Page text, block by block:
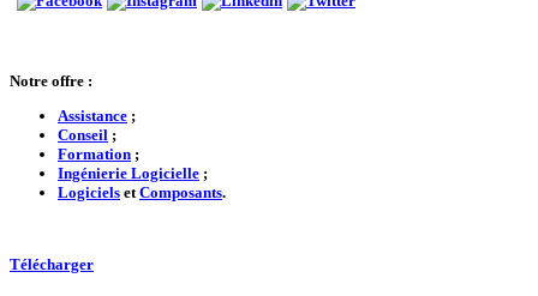
Notre offre :
Assistance ;
Conseil ;
Formation ;
Ingénierie Logicielle ;
Logiciels et Composants.
Télécharger